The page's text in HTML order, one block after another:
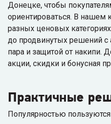
Донецке, чтобы
ориентироваться. В нашем
разных ценовых
до продвинутых решений с
пара и защитой от накипи.
акции, скидки и бонусная
Практичные
Популярностью